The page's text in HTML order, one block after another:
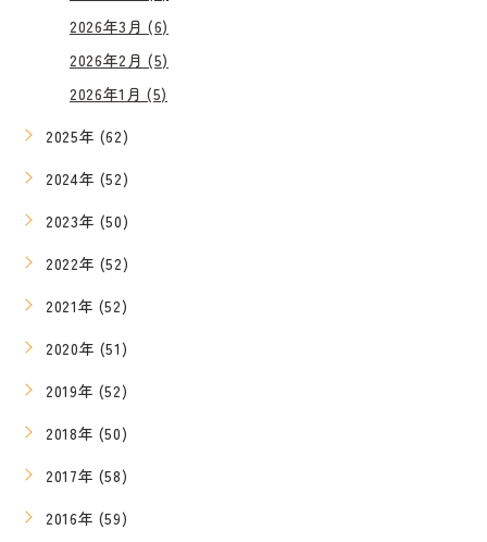
2026年3月 (6)
2026年2月 (5)
2026年1月 (5)
2025年 (62)
2024年 (52)
2023年 (50)
2022年 (52)
2021年 (52)
2020年 (51)
2019年 (52)
2018年 (50)
2017年 (58)
2016年 (59)